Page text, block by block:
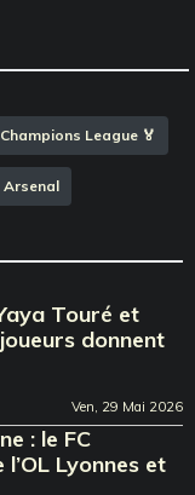
Champions League 🏅
Arsenal
Yaya Touré et
donnent
Ven, 29 Mai 2026
: le FC
Lyonnes et